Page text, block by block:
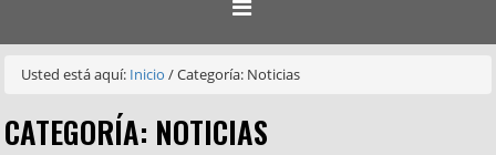
Usted está aquí: Inicio/Categoría: Noticias
CATEGORÍA: NOTICIAS